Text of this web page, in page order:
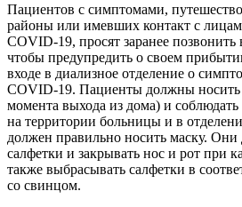
Пациентов с симптомами,
районы или имевших контакт с
COVID-19, просят заранее позвонить
чтобы предупредить о своем
входе в диализное отделение о
COVID-19. Пациенты должны носить
момента выхода из дома) и
на территории больницы и в
должен правильно носить маску.
салфетки и закрывать нос и рот при
также выбрасывать салфетки в
со свинцом.